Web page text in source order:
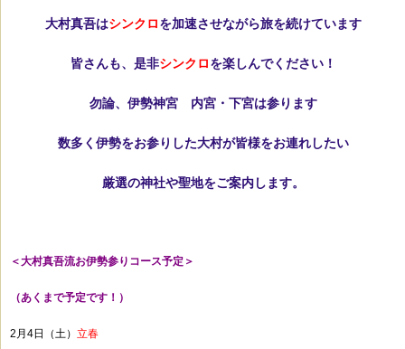
大村真吾はシンクロ を加速させながら旅を続けています
皆さんも、是非シンクロ を楽しんでください！
勿論、伊勢神宮 内宮・下宮は参ります
数多く伊勢をお参りした大村が皆様をお連れしたい
厳選の神社や聖地をご案内します。
＜大村真吾流お伊勢参りコース予定＞
（あくまで予定です！）
2月4日（土） 立春